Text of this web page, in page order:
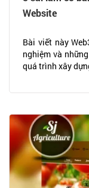
Website
Bài viết này
nghiệm và
quá trình xây